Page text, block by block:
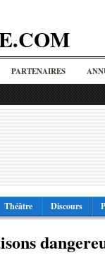
PARTENAIRES
Théâtre Discours